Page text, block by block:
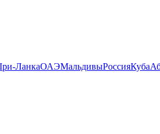
ЛанкаОАЭМальдивыРоссияКуба